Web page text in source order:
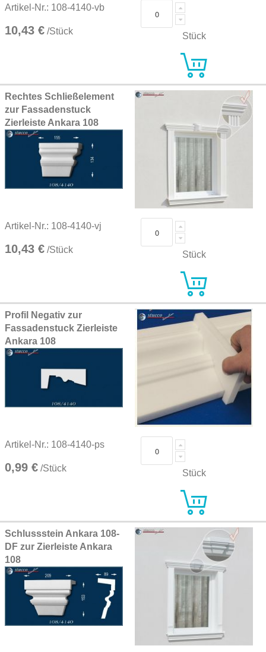
Artikel-Nr.: 108-4140-vb
10,43 € /Stück Stück
Rechtes Schließelement
zur Fassadenstuck
Zierleiste Ankara 108
Artikel-Nr.: 108-4140-vj
10,43 € /Stück Stück
Profil Negativ zur
Fassadenstuck Zierleiste
Ankara 108
Artikel-Nr.: 108-4140-ps
0,99 € /Stück Stück
Schlussstein Ankara 108-
DF zur Zierleiste Ankara
108